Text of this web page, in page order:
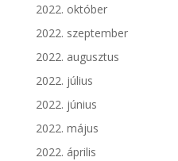
2022. október
2022. szeptember
2022. augusztus
2022. július
2022. június
2022. május
2022. április